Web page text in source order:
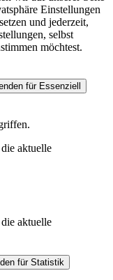
Einstellungen
und jederzeit,
selbst
möchtest.
für Essenziell
aktuelle
aktuelle
für Statistik